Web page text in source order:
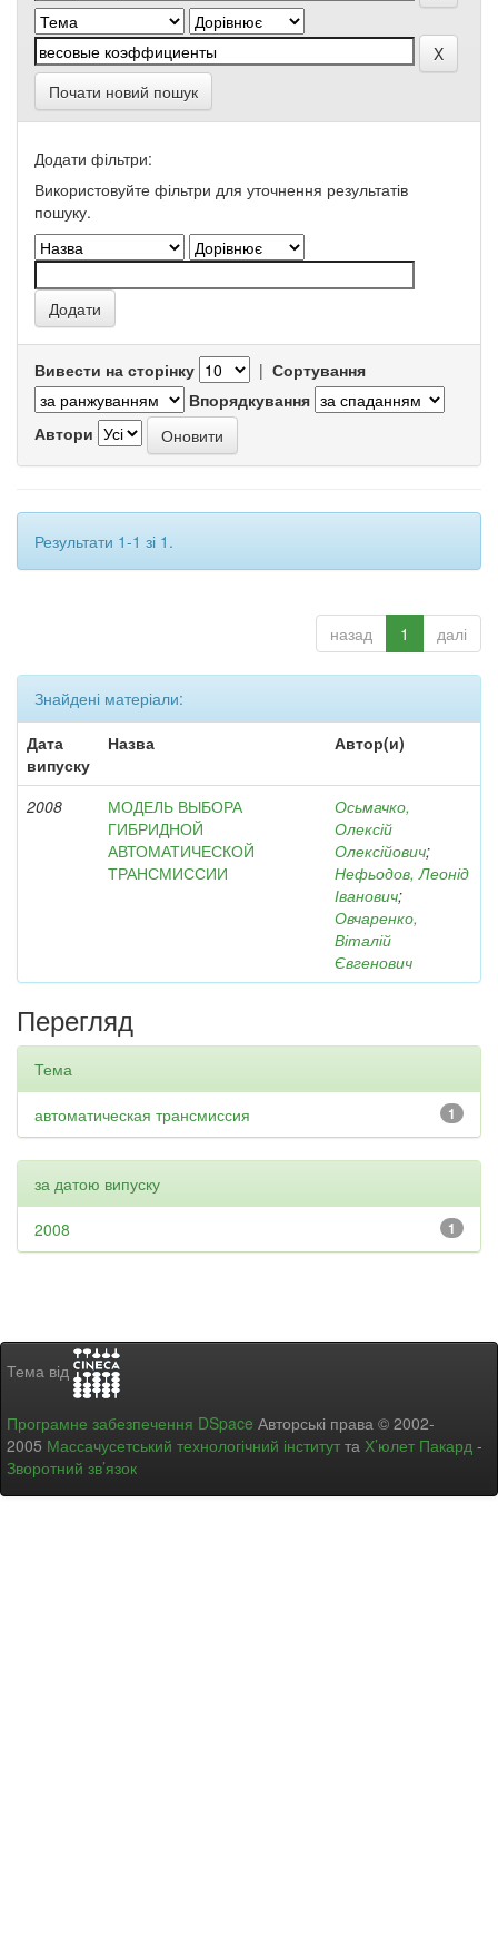
Почати новий пошук
Додати фільтри:
Використовуйте фільтри для уточнення результатів
пошуку.
Вивести на сторінку | Сортування
Впорядкування
Автори
Результати 1-1 зі 1.
назад 1 далі
Знайдені матеріали:
Дата
випуску
Назва Автор(и)
2008
МОДЕЛЬ ВЫБОРА
ГИБРИДНОЙ
АВТОМАТИЧЕСКОЙ
ТРАНСМИССИИ
Осьмачко,
Олексій
Олексійович;
Нефьодов, Леонід
Іванович;
Овчаренко,
Віталій
Євгенович
Перегляд
Тема
1
автоматическая трансмиссия
за датою випуску
1
2008
Тема від
Програмне забезпечення DSpace Авторські права © 2002-
2005 Массачусетський технологічний інститут та Х’юлет Пакард -
Зворотний зв’язок